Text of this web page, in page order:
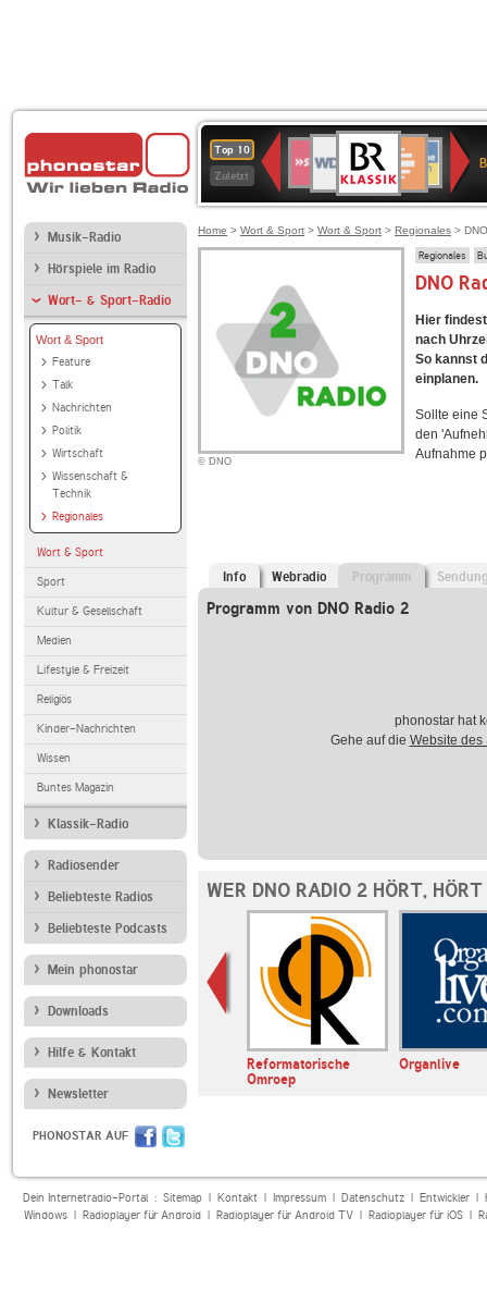
Top 10
Zuletzt
Deutschlandfunk
80er
90er
OLDIE
ANTENNE
4
BR-
KLASSIK
Deutschlandfunk
Kultur
ANTENNE
BAYERN
SWR
Kultur
NDR
2
Musik-Radio
Hörspiele im Radio
Wort- & Sport-Radio
Wort & Sport
Feature
Talk
Nachrichten
Politik
Wirtschaft
Wissenschaft &
Technik
Regionales
Wort & Sport
Sport
Kultur & Gesellschaft
Medien
Lifestyle & Freizeit
Religiös
Kinder-Nachrichten
Wissen
Buntes Magazin
Klassik-Radio
Radiosender
Beliebteste Radios
Beliebteste Podcasts
Mein phonostar
Downloads
Hilfe & Kontakt
Newsletter
PHONOSTAR AUF
Home > Wort & Sport > Wort & Sport > Regionales >
© DNO
Regionales
DNO
Hier
nach
So kannst
einplanen.
Sollte eine
den
Aufnahme
Info Webradio Programm
Programm von DNO Radio 2
phonostar hat
Gehe auf die Website des
WER DNO RADIO 2 HÖRT,
Radio 794
Reformatorische
Omroep
Organlive
Dein Internetradio-Portal : Sitemap| Kontakt| Impressum| Datenschutz| Entwickler|
Windows| Radioplayer für Android| Radioplayer für Android TV| Radioplayer für iOS|